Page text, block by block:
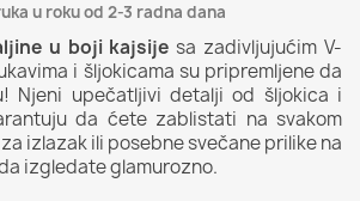
u roku od 2-3 radna dana
u boji kajsije sa zadivljujućim V-
i šljokicama su pripremljene da
Njeni upečatljivi detalji od šljokica i
da ćete zablistati na svakom
izlazak ili posebne svečane prilike na
izgledate glamurozno.